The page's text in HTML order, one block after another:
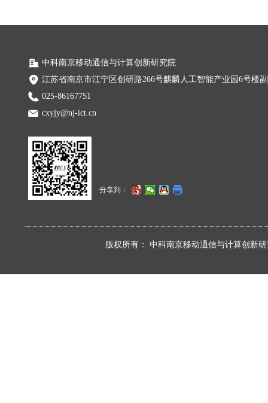
版权所有： 中科南京移动通信与计算创新
中科南京移动通信与计算创新研究院
江苏省南京市江宁区创研路266号麒麟人工智能产业园6号楼
025-86167751
cxyjy@nj-ict.cn
分享到：